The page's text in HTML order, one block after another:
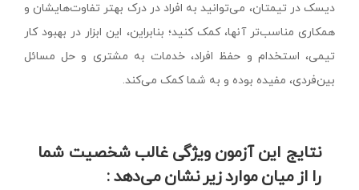
دیسک در تیمتان، می‌توانید به افراد در درک بهتر تفاوت‌هایشان و
همکاری مناسب‌تر آنها، کمک کنید؛ بنابراین، این ابزار در بهبود کار
تیمی، استخدام و حفظ افراد، خدمات به مشتری و حل مسائل
بین‌فردی، مفیده بوده و به شما کمک می‌کند.
نتایج این آزمون ویژگی غالب شخصیت شما
را از میان موارد زیر نشان می‌دهد :